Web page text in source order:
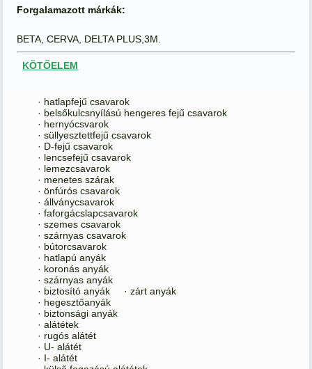
Forgalamazott márkák:
BETA, CERVA, DELTA PLUS,3M.
KÖTŐELEM
· hatlapfejű csavarok
· belsőkulcsnyílású hengeres fejű csavarok
· hernyócsvarok
· süllyesztettfejű csavarok
· D-fejű csavarok
· lencsefejű csavarok
· lemezcsavarok
· menetes szárak
· önfúrós csavarok
· állványcsavarok
· faforgácslapcsavarok
· szemes csavarok
· szárnyas csavarok
· bútorcsavarok
· hatlapú anyák
· koronás anyák
· szárnyas anyák
· biztosító anyák · zárt anyák
· hegesztőanyák
· biztonsági anyák
· alátétek
· rugós alátét
· U- alátét
· I- alátét